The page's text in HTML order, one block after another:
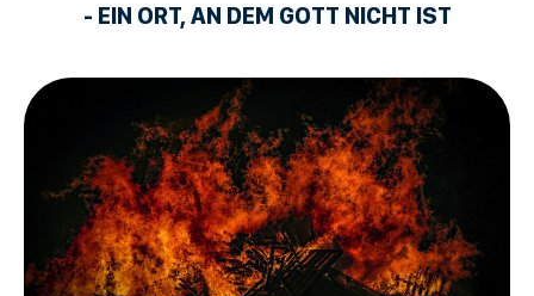
- EIN ORT, AN DEM GOTT NICHT IST